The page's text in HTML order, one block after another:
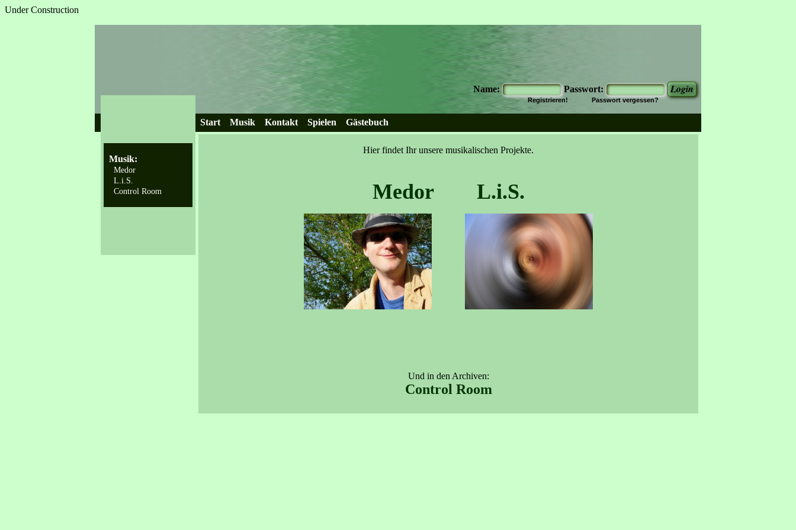
Under Construction
Name: Passwort:
Registrieren! Passwort vergessen?
Start Musik Kontakt Spielen Gästebuch
Musik:
Medor
L.i.S.
Control Room
Hier findet Ihr unsere musikalischen Projekte.
Medor L.i.S.
Und in den Archiven:
Control Room